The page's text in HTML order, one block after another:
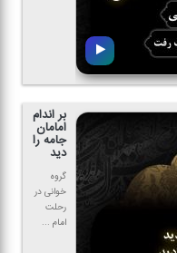
بر اندام
امامان
جامه را
دید
گروه
خوانی در
رحلت
امام ...